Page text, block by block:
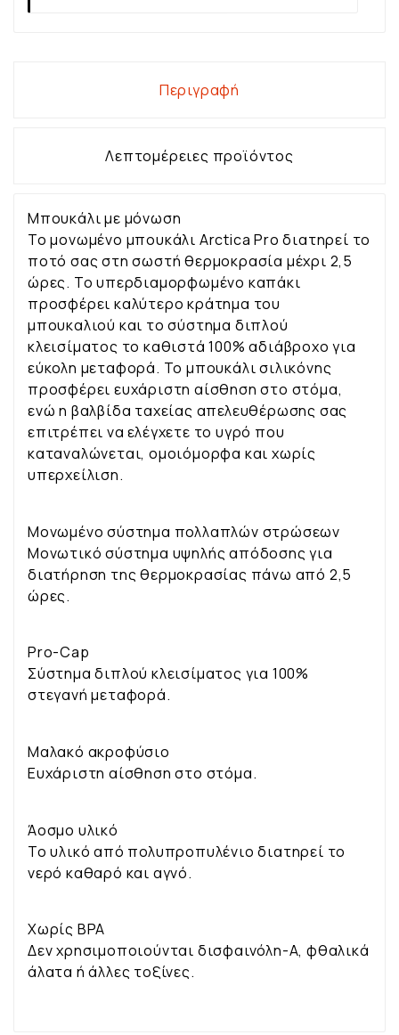
Περιγραφή
Λεπτομέρειες προϊόντος
Μπουκάλι με μόνωση
Το μονωμένο μπουκάλι Arctica Pro διατηρεί το
ποτό σας στη σωστή θερμοκρασία μέχρι 2,5
ώρες. Το υπερδιαμορφωμένο καπάκι
προσφέρει καλύτερο κράτημα του
μπουκαλιού και το σύστημα διπλού
κλεισίματος το καθιστά 100% αδιάβροχο για
εύκολη μεταφορά. Το μπουκάλι σιλικόνης
προσφέρει ευχάριστη αίσθηση στο στόμα,
ενώ η βαλβίδα ταχείας απελευθέρωσης σας
επιτρέπει να ελέγχετε το υγρό που
καταναλώνεται, ομοιόμορφα και χωρίς
υπερχείλιση.
Μονωμένο σύστημα πολλαπλών στρώσεων
Μονωτικό σύστημα υψηλής απόδοσης για
διατήρηση της θερμοκρασίας πάνω από 2,5
ώρες.
Pro-Cap
Σύστημα διπλού κλεισίματος για 100%
στεγανή μεταφορά.
Μαλακό ακροφύσιο
Ευχάριστη αίσθηση στο στόμα.
Άοσμο υλικό
Το υλικό από πολυπροπυλένιο διατηρεί το
νερό καθαρό και αγνό.
Χωρίς BPA
Δεν χρησιμοποιούνται δισφαινόλη-Α, φθαλικά
άλατα ή άλλες τοξίνες.